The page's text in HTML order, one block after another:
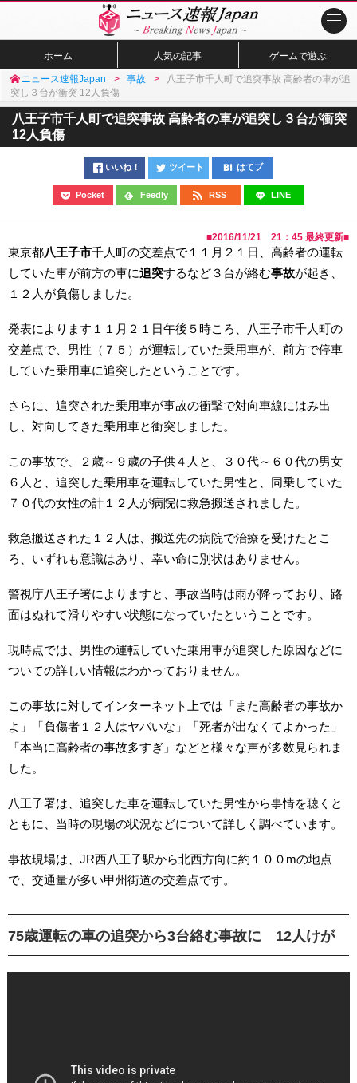
ホーム 人気の記事 ゲームで遊ぶ
ニュース速報Japan 事故
八王子市千人町で追突事故 高齢者の車が追
突し３台が衝突 12人負傷
八王子市千人町で追突事故 高齢者の車が追突し３台が衝突
12人負傷
いいね！ ツイート はてブ
Pocket Feedly RSS LINE
■2016/11/21 21：45 最終更新■
東京都八王子市千人町の交差点で１１月２１日、高齢者の運転
していた車が前方の車に追突するなど３台が絡む事故が起き、
１２人が負傷しました。
発表によります１１月２１日午後５時ころ、八王子市千人町の
交差点で、男性（７５）が運転していた乗用車が、前方で停車
していた乗用車に追突したということです。
さらに、追突された乗用車が事故の衝撃で対向車線にはみ出
し、対向してきた乗用車と衝突しました。
この事故で、２歳～９歳の子供４人と、３０代～６０代の男女
６人と、追突した乗用車を運転していた男性と、同乗していた
７０代の女性の計１２人が病院に救急搬送されました。
救急搬送された１２人は、搬送先の病院で治療を受けたとこ
ろ、いずれも意識はあり、幸い命に別状はありません。
警視庁八王子署によりますと、事故当時は雨が降っており、路
面はぬれて滑りやすい状態になっていたということです。
現時点では、男性の運転していた乗用車が追突した原因などに
ついての詳しい情報はわかっておりません。
この事故に対してインターネット上では「また高齢者の事故か
よ」「負傷者１２人はヤバいな」「死者が出なくてよかった」
「本当に高齢者の事故多すぎ」などと様々な声が多数見られま
した。
八王子署は、追突した車を運転していた男性から事情を聴くと
ともに、当時の現場の状況などについて詳しく調べています。
事故現場は、JR西八王子駅から北西方向に約１００mの地点
で、交通量が多い甲州街道の交差点です。
75歳運転の車の追突から3台絡む事故に 12人けが